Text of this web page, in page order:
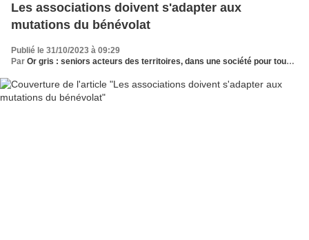
Les associations doivent s'adapter aux
mutations du bénévolat
Publié le 31/10/2023 à 09:29
Par Or gris : seniors acteurs des territoires, dans une société pour tous les âges